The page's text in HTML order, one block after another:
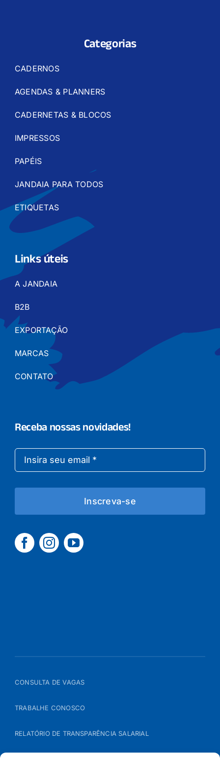
Categorias
CADERNOS
AGENDAS & PLANNERS
CADERNETAS & BLOCOS
IMPRESSOS
PAPÉIS
JANDAIA PARA TODOS
ETIQUETAS
Links úteis
A JANDAIA
B2B
EXPORTAÇÃO
MARCAS
CONTATO
Receba nossas novidades!
Inscreva-se
CONSULTA DE VAGAS
TRABALHE CONOSCO
RELATÓRIO DE TRANSPARÊNCIA SALARIAL